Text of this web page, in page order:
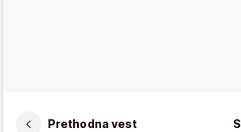
Prethodna vest